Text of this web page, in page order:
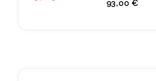
93,00 €